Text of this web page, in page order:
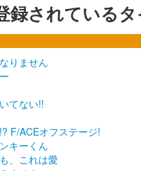
録されている
りません
てない!!
F/ACEオフステージ!
キーくん
、これは愛